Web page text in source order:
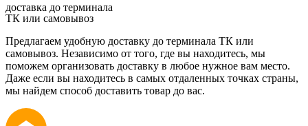
доставка до терминала
ТК или самовывоз
Предлагаем удобную доставку до терминала ТК или
самовывоз. Независимо от того, где вы находитесь, мы
поможем организовать доставку в любое нужное вам место.
Даже если вы находитесь в самых отдаленных точках страны,
мы найдем способ доставить товар до вас.